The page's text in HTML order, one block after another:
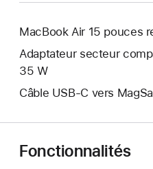
MacBook Air 15 pouces
Adaptateur secteur
35 W
Câble USB-C vers
Fonctionnalités